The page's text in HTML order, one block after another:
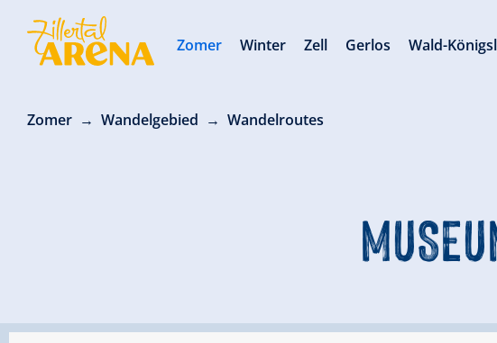
Zomer Wandelgebied Wandelroutes
Zomer Winter Zell Gerlos Wald-